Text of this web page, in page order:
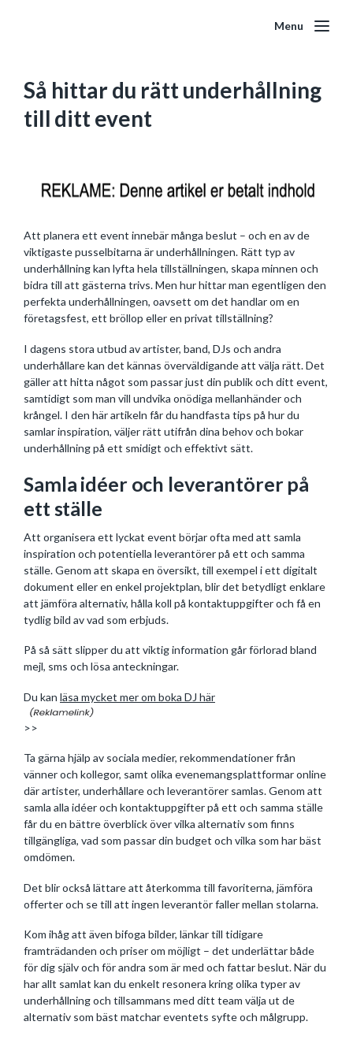
Menu
Så hittar du rätt underhållning
till ditt event
Att planera ett event innebär många beslut – och en av de
viktigaste pusselbitarna är underhållningen. Rätt typ av
underhållning kan lyfta hela tillställningen, skapa minnen och
bidra till att gästerna trivs. Men hur hittar man egentligen den
perfekta underhållningen, oavsett om det handlar om en
företagsfest, ett bröllop eller en privat tillställning?
I dagens stora utbud av artister, band, DJs och andra
underhållare kan det kännas överväldigande att välja rätt. Det
gäller att hitta något som passar just din publik och ditt event,
samtidigt som man vill undvika onödiga mellanhänder och
krångel. I den här artikeln får du handfasta tips på hur du
samlar inspiration, väljer rätt utifrån dina behov och bokar
underhållning på ett smidigt och effektivt sätt.
Samla idéer och leverantörer på
ett ställe
Att organisera ett lyckat event börjar ofta med att samla
inspiration och potentiella leverantörer på ett och samma
ställe. Genom att skapa en översikt, till exempel i ett digitalt
dokument eller en enkel projektplan, blir det betydligt enklare
att jämföra alternativ, hålla koll på kontaktuppgifter och få en
tydlig bild av vad som erbjuds.
På så sätt slipper du att viktig information går förlorad bland
mejl, sms och lösa anteckningar.
Du kan läsa mycket mer om boka DJ här
>>
Ta gärna hjälp av sociala medier, rekommendationer från
vänner och kollegor, samt olika evenemangsplattformar online
där artister, underhållare och leverantörer samlas. Genom att
samla alla idéer och kontaktuppgifter på ett och samma ställe
får du en bättre överblick över vilka alternativ som finns
tillgängliga, vad som passar din budget och vilka som har bäst
omdömen.
Det blir också lättare att återkomma till favoriterna, jämföra
offerter och se till att ingen leverantör faller mellan stolarna.
Kom ihåg att även bifoga bilder, länkar till tidigare
framträdanden och priser om möjligt – det underlättar både
för dig själv och för andra som är med och fattar beslut. När du
har allt samlat kan du enkelt resonera kring olika typer av
underhållning och tillsammans med ditt team välja ut de
alternativ som bäst matchar eventets syfte och målgrupp.